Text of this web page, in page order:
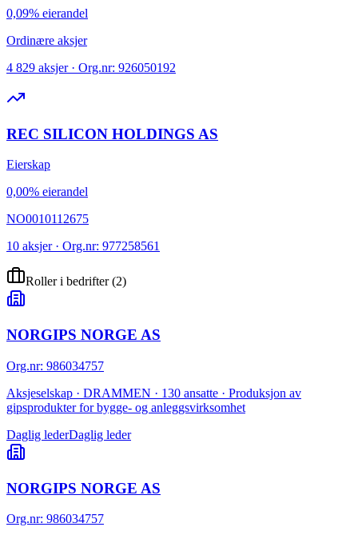
0,09% eierandel
Ordinære aksjer
4 829 aksjer · Org.nr: 926050192
REC SILICON HOLDINGS AS
Eierskap
0,00% eierandel
NO0010112675
10 aksjer · Org.nr: 977258561
Roller i bedrifter(2)
NORGIPS NORGE AS
Org.nr: 986034757
Aksjeselskap · DRAMMEN · 130 ansatte · Produksjon av
gipsprodukter for bygge- og anleggsvirksomhet
Daglig lederDaglig leder
NORGIPS NORGE AS
Org.nr: 986034757